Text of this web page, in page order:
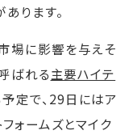
ります。
場に影響を与えそ
ばれる主要ハイテ
定で、29日にはア
ォームズとマイク